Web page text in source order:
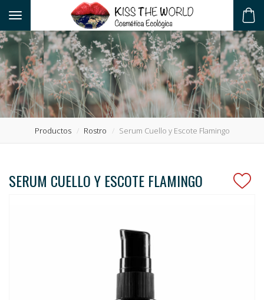
Toggle navigation
Productos Rostro Serum Cuello y Escote Flamingo
SERUM CUELLO Y ESCOTE FLAMINGO